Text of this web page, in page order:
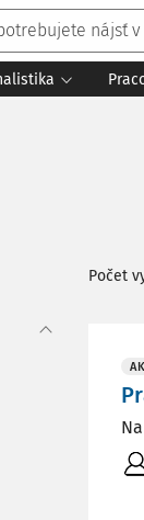
Počet